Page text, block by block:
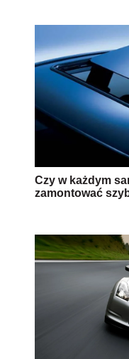
Czy w każdym
zamontować